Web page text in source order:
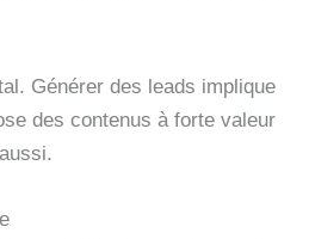
Générer des leads implique
des contenus à forte valeur